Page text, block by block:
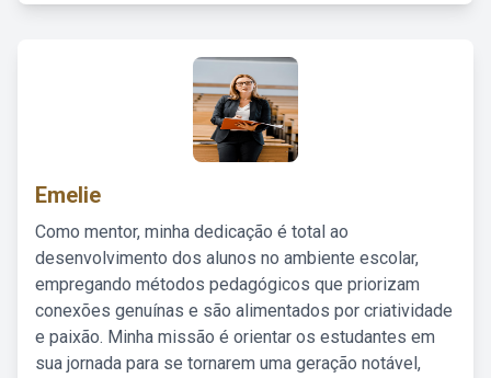
Emelie
Como mentor, minha dedicação é total ao
desenvolvimento dos alunos no ambiente escolar,
empregando métodos pedagógicos que priorizam
conexões genuínas e são alimentados por criatividade
e paixão. Minha missão é orientar os estudantes em
sua jornada para se tornarem uma geração notável,